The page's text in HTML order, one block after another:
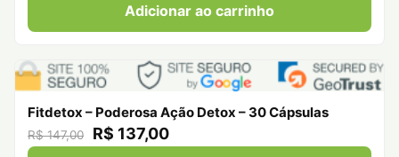
Adicionar ao carrinho
Fitdetox – Poderosa Ação Detox – 30 Cápsulas
R$ 147,00 R$ 137,00